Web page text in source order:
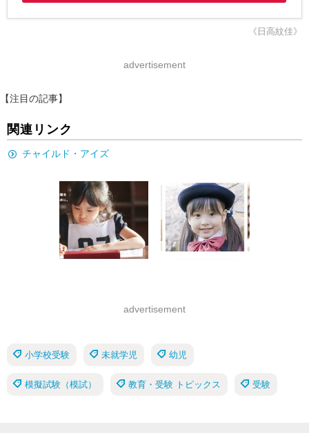
《日高紋佳》
advertisement
【注目の記事】
関連リンク
チャイルド・アイズ
advertisement
小学校受験 未就学児 幼児
模擬試験（模試） 教育・受験 トピックス 受験